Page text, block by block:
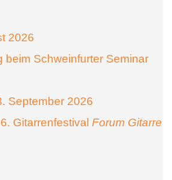
2026
beim Schweinfurter Seminar
September 2026
Gitarrenfestival Forum Gitarre